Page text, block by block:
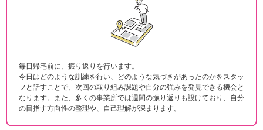
毎日帰宅前に、振り返りを行います。
今日はどのような訓練を行い、どのような気づきがあったのかをスタッ
フと話すことで、次回の取り組み課題や自分の強みを発見できる機会と
なります。また、多くの事業所では週間の振り返りも設けており、自分
の目指す方向性の整理や、自己理解が深まります。